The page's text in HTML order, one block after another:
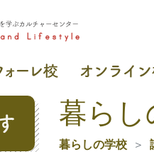
暮ら
暮らしの学校